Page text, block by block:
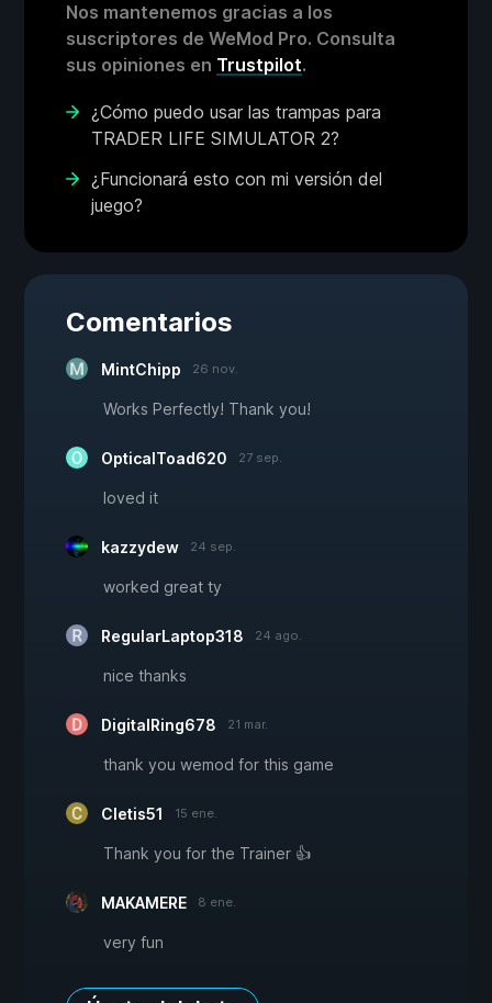
Nos mantenemos gracias a los
suscriptores de WeMod Pro. Consulta
sus opiniones en Trustpilot.
¿Cómo puedo usar las trampas para
TRADER LIFE SIMULATOR 2?
¿Funcionará esto con mi versión del
juego?
Comentarios
MintChipp 26 nov.
Works Perfectly! Thank you!
OpticalToad620 27 sep.
loved it
kazzydew 24 sep.
worked great ty
RegularLaptop318 24 ago.
nice thanks
DigitalRing678 21 mar.
thank you wemod for this game
Cletis51 15 ene.
Thank you for the Trainer 👍
MAKAMERE 8 ene.
very fun